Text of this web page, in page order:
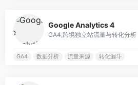
Google Analytics 4
GA4,跨境独立站流量与转化分析
GA4 数据分析 流量来源 转化漏斗